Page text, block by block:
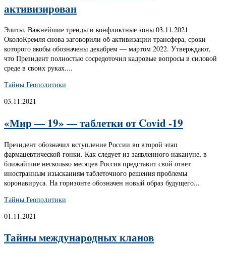
активизирован
Элиты. Важнейшие тренды и конфликтные зоны 03.11.2021
ОколоКремля снова заговорили об активизации трансфера, сроки
которого якобы обозначены декабрем — мартом 2022. Утверждают,
что Президент полностью сосредоточил кадровые вопросы в силовой
среде в своих руках....
Тайны Геополитики
03.11.2021
«Мир — 19» — таблетки от Covid -19
Президент обозначил вступление России во второй этап
фармацевтической гонки. Как следует из заявленного накануне, в
ближайшие несколько месяцев Россия представит свой ответ
иностранным изысканиям таблеточного решения проблемы
коронавируса. На горизонте обозначен новый образ будущего...
Тайны Геополитики
01.11.2021
Тайны международных кланов